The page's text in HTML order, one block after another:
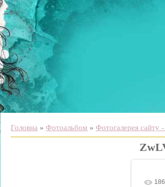
Головна » Фотоальбом » Фотогалерея сайту
У